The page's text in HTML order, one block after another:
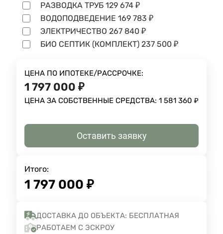
РАЗВОДКА ТРУБ 129 674 ₽
ВОДОПОДВЕДЕНИЕ 169 783 ₽
ЭЛЕКТРИЧЕСТВО 267 840 ₽
БИО СЕПТИК (КОМПЛЕКТ) 237 500 ₽
ЦЕНА ПО ИПОТЕКЕ/РАССРОЧКЕ:
1 797 000 ₽
ЦЕНА ЗА СОБСТВЕННЫЕ СРЕДСТВА: 1 581 360 ₽
Оставить заявку
Итого:
1 797 000 ₽
ДОСТАВКА ДО ОБЪЕКТА: БЕСПЛАТНАЯ
РАБОТАЕМ С ЭСКРОУ